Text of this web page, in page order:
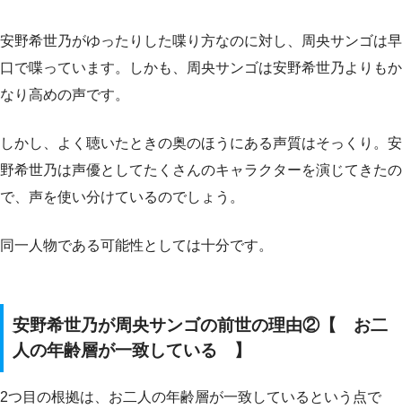
安野希世乃がゆったりした喋り方なのに対し、周央サンゴは早
口で喋っています。しかも、周央サンゴは安野希世乃よりもか
なり高めの声です。
しかし、よく聴いたときの奥のほうにある声質はそっくり。安
野希世乃は声優としてたくさんのキャラクターを演じてきたの
で、声を使い分けているのでしょう。
同一人物である可能性としては十分です。
安野希世乃が周央サンゴの前世の理由②【 お二
人の年齢層が一致している 】
2つ目の根拠は、お二人の年齢層が一致しているという点で